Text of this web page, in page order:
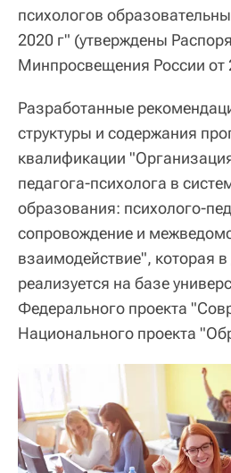
психологов
2020 г" (утверждены
Минпросвещения России от
Разработанные
структуры и содержания
квалификации
педагога-психолога в
образования: психолого-
сопровождение и
взаимодействие", которая
реализуется на базе
Федерального проекта
Национального проекта